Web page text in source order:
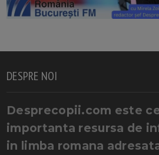
DESPRE NOI
Desprecopii.com este
importanta resursa de
in limba romana